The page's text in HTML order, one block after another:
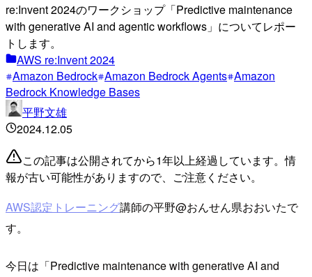
re:Invent 2024のワークショップ「Predictive maintenance
with generative AI and agentic workflows」についてレポー
トします。
AWS re:Invent 2024
Amazon Bedrock Amazon Bedrock Agents Amazon
Bedrock Knowledge Bases
平野文雄
2024.12.05
この記事は公開されてから1年以上経過しています。情
報が古い可能性がありますので、ご注意ください。
AWS認定トレーニング講師の平野@おんせん県おおいたで
す。
今日は「Predictive maintenance with generative AI and